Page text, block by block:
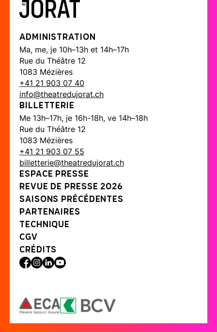
Administration
Ma, me, je 10h–13h et 14h–17h
Rue du Théâtre 12
1083 Mézières
+41 21 903 07 40
info@theatredujorat.ch
Billetterie
Me 13h–17h, je 16h-18h, ve 14h–18h
Rue du Théâtre 12
1083 Mézières
+41 21 903 07 55
billetterie@theatredujorat.ch
Espace presse
Revue de presse 2026
Saisons précédentes
Partenaires
Technique
CGV
Crédits